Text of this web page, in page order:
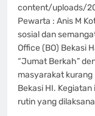
content/uploads/
Pewarta : Anis M
sosial dan
Office (BO) Bekasi
“Jumat Berkah”
masyarakat kurang
Bekasi HI.
rutin yang